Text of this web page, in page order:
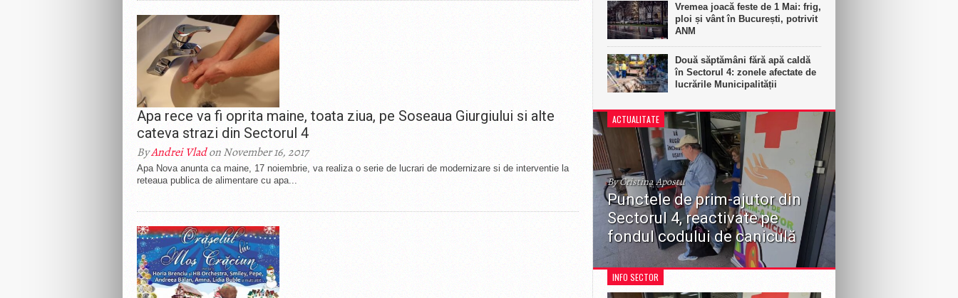
Apa rece va fi oprita maine, toata ziua, pe Soseaua Giurgiului si alte
cateva strazi din Sectorul 4
ByAndrei Vladon November 16, 2017
Apa Nova anunta ca maine, 17 noiembrie, va realiza o serie de lucrari de modernizare si de interventie la
reteaua publica de alimentare cu apa...
Vremea joacă feste de 1 Mai: frig,
ploi și vânt în București, potrivit
ANM
Două săptămâni fără apă caldă
în Sectorul 4: zonele afectate de
lucrările Municipalității
ACTUALITATE
By Cristina Apostu
Punctele de prim-ajutor din
Sectorul 4, reactivate pe
fondul codului de caniculă
Primăria Sectorului 4 a anunțat reactivarea
punctelor de prim-ajutor și spațiilor climatizate în
mai multe zone din sector, măsura fiind luată ca
urmare a temperaturilor extreme prognozate pentru
INFO SECTOR